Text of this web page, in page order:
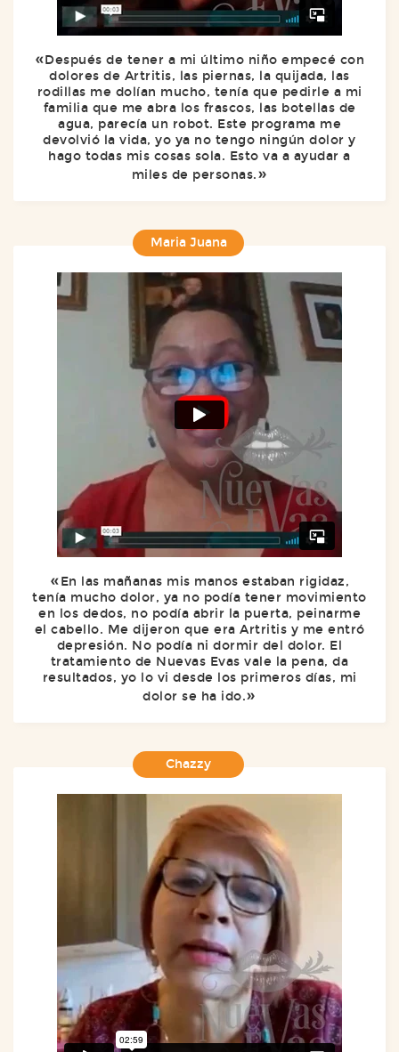
Después de tener a mi último niño empecé con
dolores de Artritis, las piernas, la quijada, las
rodillas me dolían mucho, tenía que pedirle a mi
familia que me abra los frascos, las botellas de
agua, parecía un robot. Este programa me
devolvió la vida, yo ya no tengo ningún dolor y
hago todas mis cosas sola. Esto va a ayudar a
miles de personas.
Maria Juana
En las mañanas mis manos estaban rigidaz,
tenía mucho dolor, ya no podía tener movimiento
en los dedos, no podía abrir la puerta, peinarme
el cabello. Me dijeron que era Artritis y me entró
depresión. No podía ni dormir del dolor. El
tratamiento de Nuevas Evas vale la pena, da
resultados, yo lo vi desde los primeros días, mi
dolor se ha ido.
Chazzy